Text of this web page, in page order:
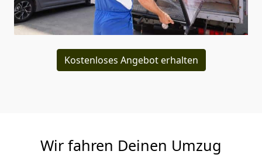
Kostenloses Angebot erhalten
Wir fahren Deinen Umzug